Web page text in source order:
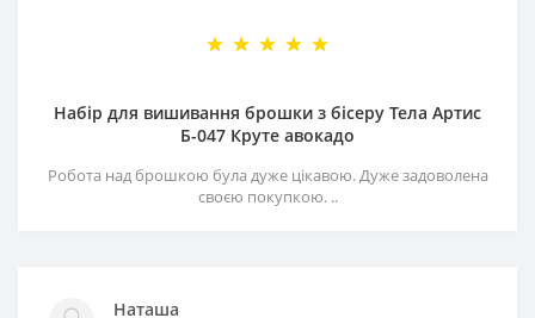
Набір для вишивання брошки з бісеру Тела Артис
Б-047 Круте авокадо
Робота над брошкою була дуже цікавою. Дуже задоволена
своєю покупкою. ..
Наташа